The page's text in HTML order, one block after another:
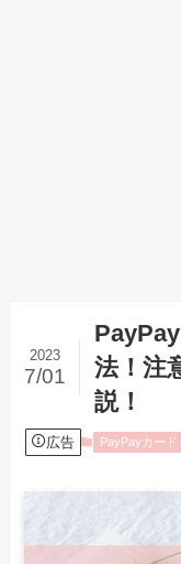
法！注
説！
2023
7/01
広告 PayPayカード